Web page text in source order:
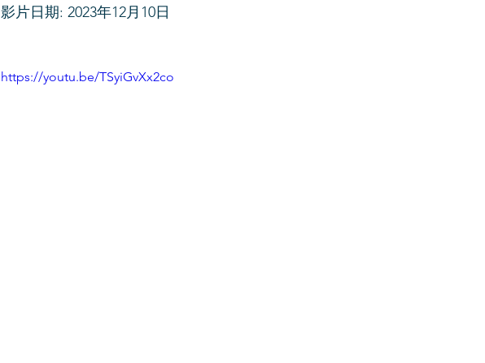
影片日期: 2023年12月10日
https://youtu.be/TSyiGvXx2co